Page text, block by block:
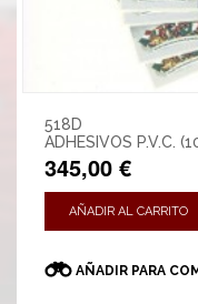
518D
ADHESIVOS P.V.C.
345,00 €
AÑADIR AL CARRITO
AÑADIR PARA